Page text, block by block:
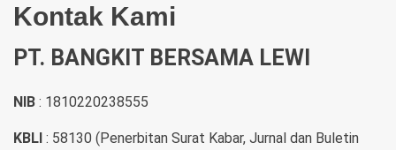
Kontak Kami
PT. BANGKIT BERSAMA LEWI
NIB : 1810220238555
KBLI : 58130 (Penerbitan Surat Kabar, Jurnal dan Buletin